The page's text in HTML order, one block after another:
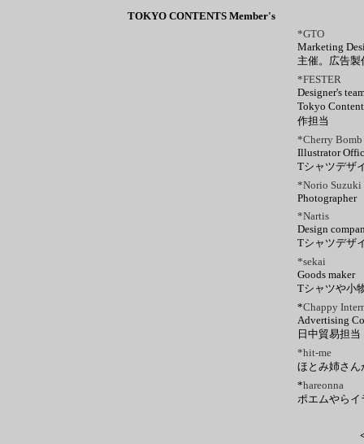
TOKYO CONTENTS Member's
*GTO
Marketing
主催。広告
*FESTER
Designer's
Tokyo
作担当
*Cherry Bomb
Illustrator
Tシャツデザ
*Norio Suzuki
Photographer
*Nartis
Design
Tシャツデザ
*sekai
Goods maker
Tシャツや小
*Chappy
Advertising
日中貿易担当
*hit-me
ほとみ姉さん
*hareonna
ポエムやらイ